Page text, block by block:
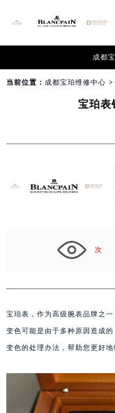
成都
当前位置： 成都宝珀维修中心 >
宝珀表
次
宝珀表，作为高级腕表品牌之
变色可能是由于多种原因造成
变色的处理办法，帮助您更好地